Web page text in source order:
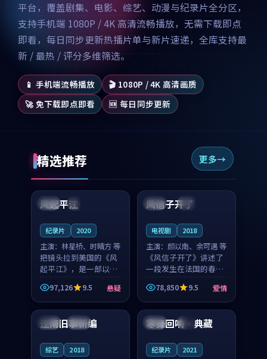
平台，覆盖剧集、电影、综艺、动漫与纪录片全分区，
支持手机端 1080P / 4K 高清流畅播放，无需下载即点
即看，每日同步更新热播片单与新片速递，全库支持最
新 / 最热 / 评分多维筛选。
📱 手机端流畅播放
🎬 1080P / 4K 高清画质
🚀 免下载即点即看
🆕 每日同步更新
精选推荐 更多
美国 完结
99:07
风起平江
纪录片 2020
主演： 林星桥、时晴方 等
把镜头拉到美国的《风
起平江》，是一部以时
光记忆为底色的悬疑作
品。林星桥和时晴方贡
献了2020年颇受关注的
合作演出，影片在情感
层次与现实质感之间
97,126 9.5 悬疑
法国 4K
99:21
风信子开了
电视剧 2018
主演： 颜以南、余可遇 等
《风信子开了》讲述了
一段发生在法国的春日
漫步故事。颜以南饰演
的主角与余可遇的角色
因一场意外卷入更深的
纠葛，爱情元素贯穿始
终，节奏稳健而富有张
78,850 9.5 爱情
日本 院线
江南旧事新编
综艺 2018
日本 4K
寒锋回响·典藏
纪录片 2021